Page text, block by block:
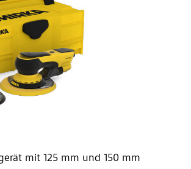
mit 125 mm und 150 mm